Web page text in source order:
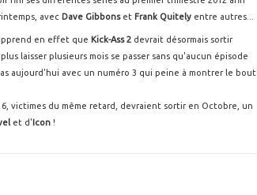
avec Dave Gibbonset Frank Quitely entre autres...
en effet que Kick-Ass 2 devrait désormais sortir
laisser plusieurs mois se passer sans qu'aucun épisode
aujourd'hui avec un numéro 3 qui peine à montrer le bout
victimes du même retard, devraient sortir en Octobre, un
et d'Icon !